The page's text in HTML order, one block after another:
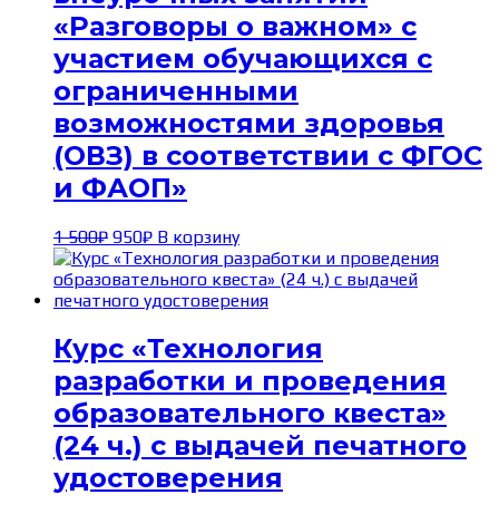
«Разговоры о важном» с
участием обучающихся с
ограниченными
возможностями здоровья
(ОВЗ) в соответствии с ФГОС
и ФАОП»
1 500₽ Первоначальная
цена
составляла
1 500₽.
950₽Текущая
цена:
950₽.
В корзину
Курс «Технология
разработки и проведения
образовательного квеста»
(24 ч.) с выдачей печатного
удостоверения